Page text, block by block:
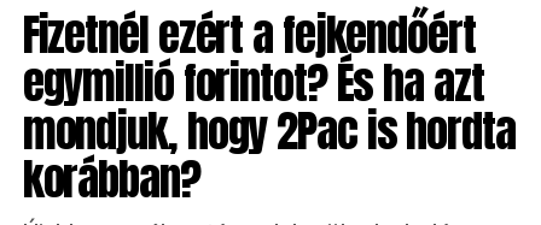
Fizetnél ezért a fejkendőért
egymillió forintot? És ha azt
mondjuk, hogy 2Pac is hordta
korábban?